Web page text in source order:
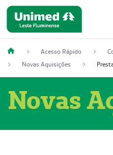
Acesso Rápido
Novas Aquisições
Novas